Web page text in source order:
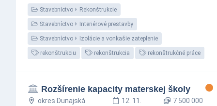
Stavebníctvo Rekonštrukcie
Stavebníctvo Interiérové prestavby
Stavebníctvo Izolácie a vonkašie zateplenie
rekonštrukciu rekonštrukcia rekonštrukčné práce
Rozšírenie kapacity materskej školy
okres Dunajská
12. 11.
7 500 000